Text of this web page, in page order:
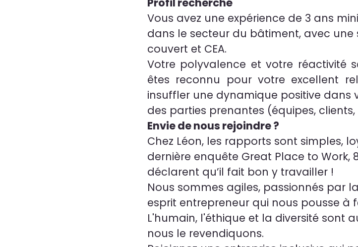
Vous avez une expérience de 3 ans
dans le secteur du bâtiment, avec une
couvert et CEA.
Votre polyvalence et votre réactivité
êtes reconnu pour votre excellent
insuffler une dynamique positive dans
des parties prenantes (équipes,
Envie de nous rejoindre ?
Chez Léon, les rapports sont simples,
dernière enquête Great Place to Work,
déclarent qu’il fait bon y travailler !
Nous sommes agiles, passionnés par
esprit entrepreneur qui nous pousse à
L'humain, l'éthique et la diversité sont
nous le revendiquons.